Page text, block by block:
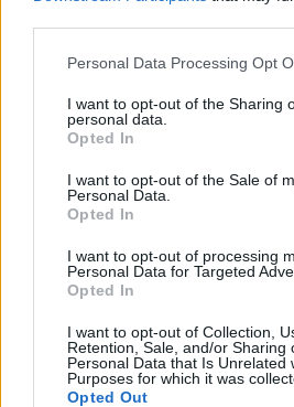
Personal Data Processing Opt
I want to opt-out of the Sharing
personal data.
Opted In
I want to opt-out of the Sale of
Personal Data.
Opted In
I want to opt-out of processing
Personal Data for Targeted
Opted In
I want to opt-out of Collection,
Retention, Sale, and/or Sharing
Personal Data that Is Unrelated
Purposes for which it was
Opted Out
Kötéslisták: BÉT elmúlt 2 év
kötéslistái